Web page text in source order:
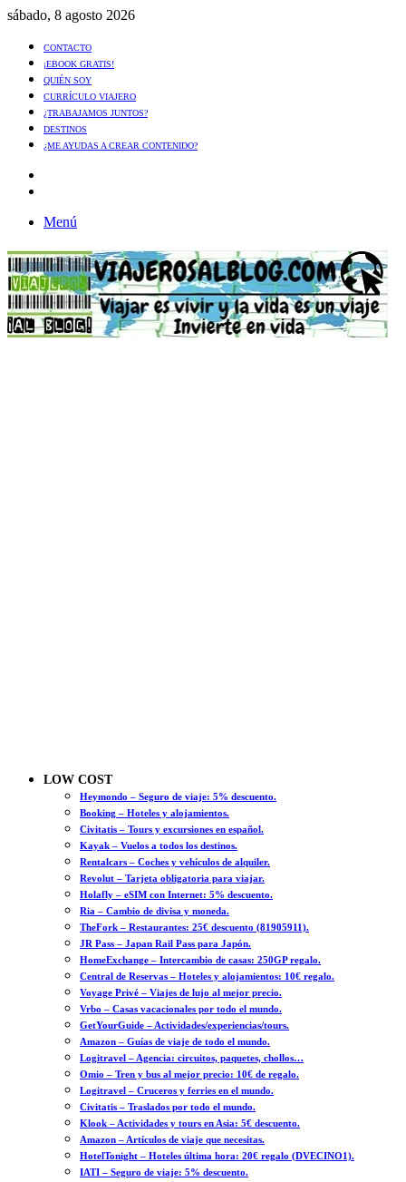
sábado, 8 agosto 2026
CONTACTO
¡EBOOK GRATIS!
QUIÉN SOY
CURRÍCULO VIAJERO
¿TRABAJAMOS JUNTOS?
DESTINOS
¿ME AYUDAS A CREAR CONTENIDO?
Menú
LOW COST
Heymondo – Seguro de viaje: 5% descuento.
Booking – Hoteles y alojamientos.
Civitatis – Tours y excursiones en español.
Kayak – Vuelos a todos los destinos.
Rentalcars – Coches y vehículos de alquiler.
Revolut – Tarjeta obligatoria para viajar.
Holafly – eSIM con Internet: 5% descuento.
Ria – Cambio de divisa y moneda.
TheFork – Restaurantes: 25€ descuento (81905911).
JR Pass – Japan Rail Pass para Japón.
HomeExchange – Intercambio de casas: 250GP regalo.
Central de Reservas – Hoteles y alojamientos: 10€ regalo.
Voyage Privé – Viajes de lujo al mejor precio.
Vrbo – Casas vacacionales por todo el mundo.
GetYourGuide – Actividades/experiencias/tours.
Amazon – Guías de viaje de todo el mundo.
Logitravel – Agencia: circuitos, paquetes, chollos…
Omio – Tren y bus al mejor precio: 10€ de regalo.
Logitravel – Cruceros y ferries en el mundo.
Civitatis – Traslados por todo el mundo.
Klook – Actividades y tours en Asia: 5€ descuento.
Amazon – Artículos de viaje que necesitas.
HotelTonight – Hoteles última hora: 20€ regalo (DVECINO1).
IATI – Seguro de viaje: 5% descuento.